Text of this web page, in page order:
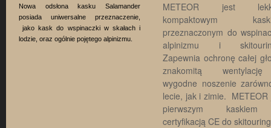
Nowa odsłona kasku Salamander
posiada uniwersalne przeznaczenie,
jako kask do wspinaczki w skałach i
lodzie, oraz ogólnie pojętego alpinizmu.
METEOR jest
kompaktowym
przeznaczonym do
alpinizmu i
Zapewnia ochronę całej
znakomitą
wygodne noszenie
lecie, jak i zimie. METEOR
pierwszym
certyfikacją CE do